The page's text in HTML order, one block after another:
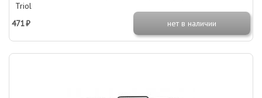
Triol
471 ₽
нет в наличии